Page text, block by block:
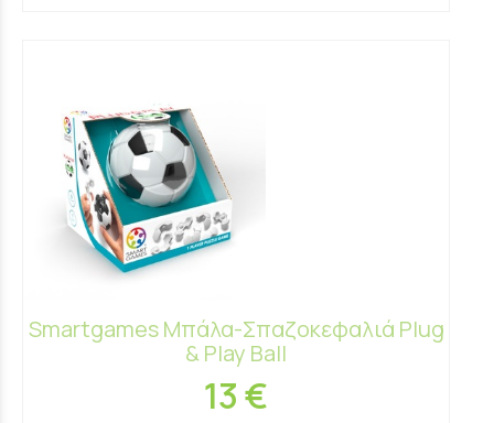
Smartgames Μπάλα-Σπαζοκεφαλιά Plug
& Play Ball
13 €